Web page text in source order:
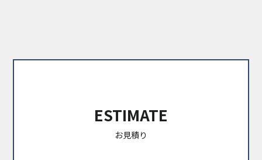
ESTIMATE
お見積り